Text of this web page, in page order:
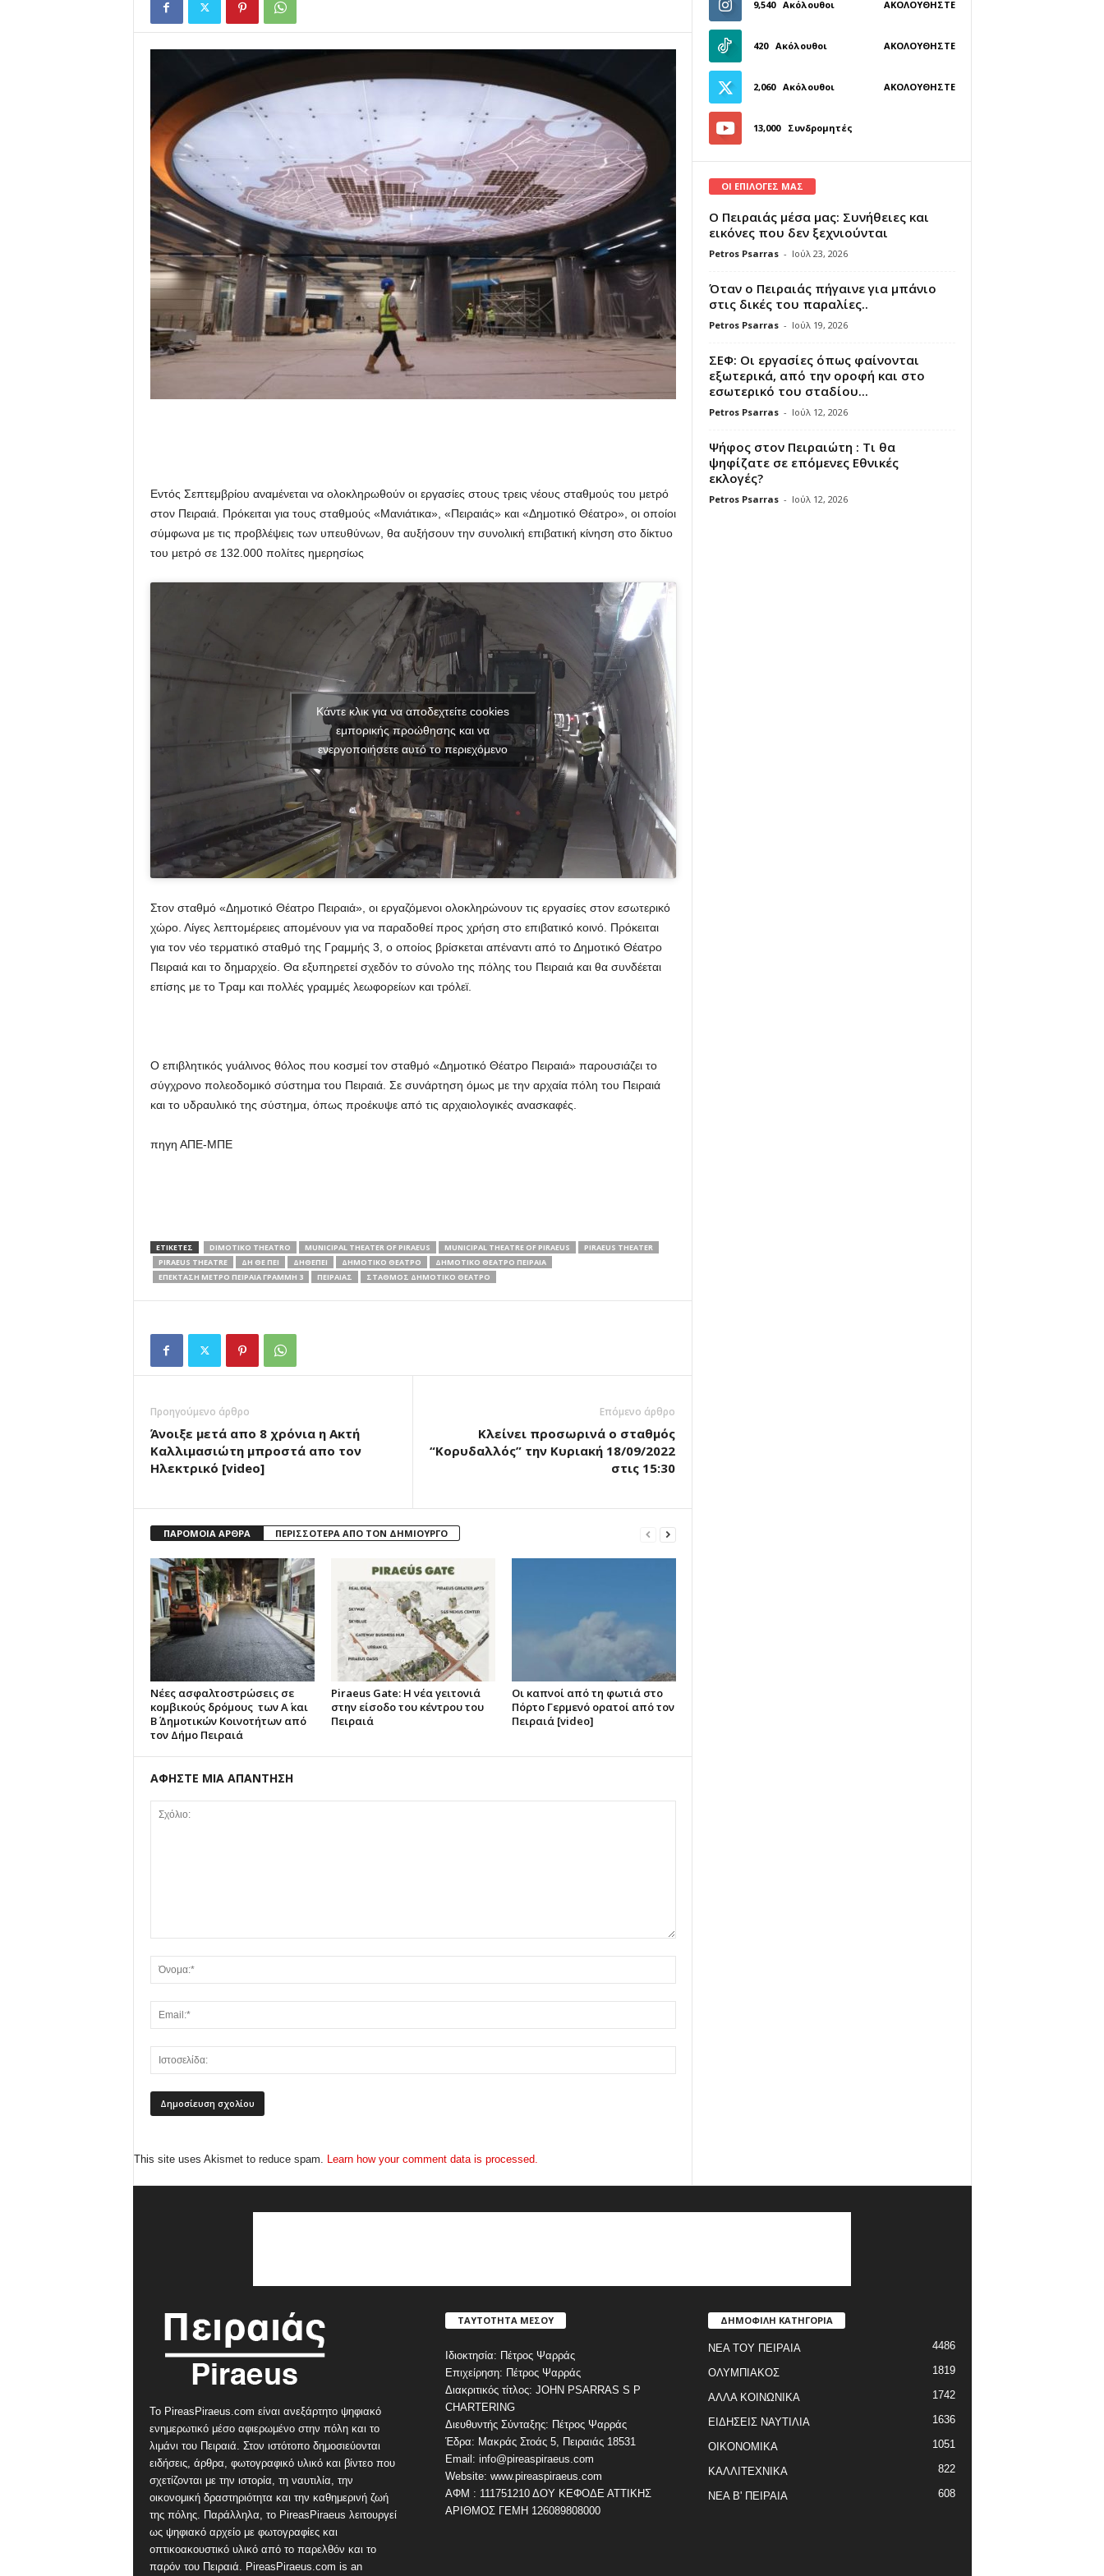
Εντός Σεπτεμβρίου αναμένεται να ολοκληρωθούν οι εργασίες στους τρεις νέους σταθμούς του μετρό
στον Πειραιά. Πρόκειται για τους σταθμούς «Μανιάτικα», «Πειραιάς» και «Δημοτικό Θέατρο», οι οποίοι
σύμφωνα με τις προβλέψεις των υπευθύνων, θα αυξήσουν την συνολική επιβατική κίνηση στο δίκτυο
του μετρό σε 132.000 πολίτες ημερησίως
Κάντε κλικ για να αποδεχτείτε cookies
εμπορικής προώθησης και να
ενεργοποιήσετε αυτό το περιεχόμενο
Στον σταθμό «Δημοτικό Θέατρο Πειραιά», οι εργαζόμενοι ολοκληρώνουν τις εργασίες στον εσωτερικό
χώρο. Λίγες λεπτομέρειες απομένουν για να παραδοθεί προς χρήση στο επιβατικό κοινό. Πρόκειται
για τον νέο τερματικό σταθμό της Γραμμής 3, ο οποίος βρίσκεται απέναντι από το Δημοτικό Θέατρο
Πειραιά και το δημαρχείο. Θα εξυπηρετεί σχεδόν το σύνολο της πόλης του Πειραιά και θα συνδέεται
επίσης με το Τραμ και πολλές γραμμές λεωφορείων και τρόλεϊ.
Ο επιβλητικός γυάλινος θόλος που κοσμεί τον σταθμό «Δημοτικό Θέατρο Πειραιά» παρουσιάζει το
σύγχρονο πολεοδομικό σύστημα του Πειραιά. Σε συνάρτηση όμως με την αρχαία πόλη του Πειραιά
και το υδραυλικό της σύστημα, όπως προέκυψε από τις αρχαιολογικές ανασκαφές.
πηγη ΑΠΕ-ΜΠΕ
ΕΤΙΚΕΤΕΣ DIMOTIKO THEATRO MUNICIPAL THEATER OF PIRAEUS MUNICIPAL THEATRE OF PIRAEUS
PIRAEUS THEATER
PIRAEUS THEATRE
ΔΗ ΘΕ ΠΕΙ ΔΗΘΕΠΕΙ ΔΗΜΟΤΙΚΟ ΘΕΑΤΡΟ
ΔΗΜΟΤΙΚΟ ΘΕΑΤΡΟ ΠΕΙΡΑΙΑ
ΕΠΕΚΤΑΣΗ ΜΕΤΡΟ ΠΕΙΡΑΙΑ ΓΡΑΜΜΗ 3
ΠΕΙΡΑΙΑΣ ΣΤΑΘΜΟΣ ΔΗΜΟΤΙΚΟ ΘΕΑΤΡΟ
Προηγούμενο άρθρο
Άνοιξε μετά απο 8 χρόνια η Ακτή
Καλλιμασιώτη μπροστά απο τον
Ηλεκτρικό [video]
Επόμενο άρθρο
Κλείνει προσωρινά ο σταθμός
“Κορυδαλλός” την Κυριακή 18/09/2022
στις 15:30
ΠΑΡΟΜΟΙΑ ΑΡΘΡΑ ΠΕΡΙΣΣΟΤΕΡΑ ΑΠΟ ΤΟΝ ΔΗΜΙΟΥΡΓΟ
Νέες ασφαλτοστρώσεις σε
κομβικούς δρόμους των Α΄ και
Β΄ Δημοτικών Κοινοτήτων από
τον Δήμο Πειραιά
Piraeus Gate: Η νέα γειτονιά
στην είσοδο του κέντρου του
Πειραιά
Οι καπνοί από τη φωτιά στο
Πόρτο Γερμενό ορατοί από τον
Πειραιά [video]
ΑΦΗΣΤΕ ΜΙΑ ΑΠΑΝΤΗΣΗ
This site uses Akismet to reduce spam. Learn how your comment data is processed.
9,540 Ακόλουθοι ΑΚΟΛΟΥΘΉΣΤΕ
420 Ακόλουθοι ΑΚΟΛΟΥΘΉΣΤΕ
2,060 Ακόλουθοι ΑΚΟΛΟΥΘΉΣΤΕ
13,000 Συνδρομητές
ΓΊΝΕΤΕ ΣΥΝΔΡΟΜΗΤΉΣ
ΟΙ ΕΠΙΛΟΓΕΣ ΜΑΣ
Ο Πειραιάς μέσα μας: Συνήθειες και
εικόνες που δεν ξεχνιούνται
Petros Psarras - Ιούλ 23, 2026
Όταν ο Πειραιάς πήγαινε για μπάνιο
στις δικές του παραλίες..
Petros Psarras - Ιούλ 19, 2026
ΣΕΦ: Οι εργασίες όπως φαίνονται
εξωτερικά, από την οροφή και στο
εσωτερικό του σταδίου...
Petros Psarras - Ιούλ 12, 2026
Ψήφος στον Πειραιώτη : Τι θα
ψηφίζατε σε επόμενες Εθνικές
εκλογές?
Petros Psarras - Ιούλ 12, 2026
Το PireasPiraeus.com είναι ανεξάρτητο ψηφιακό
ενημερωτικό μέσο αφιερωμένο στην πόλη και το
λιμάνι του Πειραιά. Στον ιστότοπο δημοσιεύονται
ειδήσεις, άρθρα, φωτογραφικό υλικό και βίντεο που
σχετίζονται με την ιστορία, τη ναυτιλία, την
οικονομική δραστηριότητα και την καθημερινή ζωή
της πόλης. Παράλληλα, το PireasPiraeus λειτουργεί
ως ψηφιακό αρχείο με φωτογραφίες και
οπτικοακουστικό υλικό από το παρελθόν και το
παρόν του Πειραιά. PireasPiraeus.com is an
ΤΑΥΤΟΤΗΤΑ ΜΕΣΟΥ
Ιδιοκτησία: Πέτρος Ψαρράς
Επιχείρηση: Πέτρος Ψαρράς
Διακριτικός τίτλος: JOHN PSARRAS S P
CHARTERING
Διευθυντής Σύνταξης: Πέτρος Ψαρράς
Έδρα: Μακράς Στοάς 5, Πειραιάς 18531
Email: info@pireaspiraeus.com
Website: www.pireaspiraeus.com
ΑΦΜ : 111751210 ΔΟΥ ΚΕΦΟΔΕ ΑΤΤΙΚΗΣ
ΑΡΙΘΜΟΣ ΓΕΜΗ 126089808000
ΔΗΜΟΦΙΛΗ ΚΑΤΗΓΟΡΙΑ
ΝΕΑ ΤΟΥ ΠΕΙΡΑΙΑ 4486
ΟΛΥΜΠΙΑΚΟΣ 1819
ΑΛΛΑ ΚΟΙΝΩΝΙΚΑ 1742
ΕΙΔΗΣΕΙΣ ΝΑΥΤΙΛΙΑ 1636
ΟΙΚΟΝΟΜΙΚΑ 1051
ΚΑΛΛΙΤΕΧΝΙΚΑ 822
ΝΕΑ Β' ΠΕΙΡΑΙΑ 608